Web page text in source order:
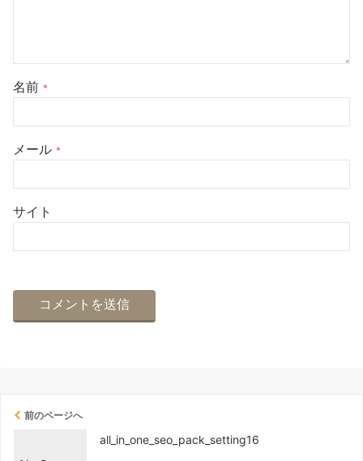
名前 *
メール *
サイト
前のページへ
all_in_one_seo_pack_setting16